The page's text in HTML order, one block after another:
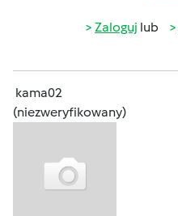
Zaloguj lub
kama02
(niezweryfikowany)